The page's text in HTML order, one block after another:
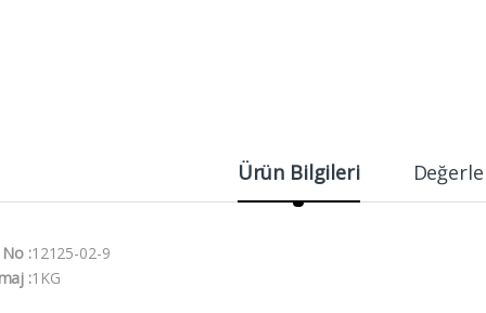
Ürün Bilgileri
No :12125-02-9
:1KG